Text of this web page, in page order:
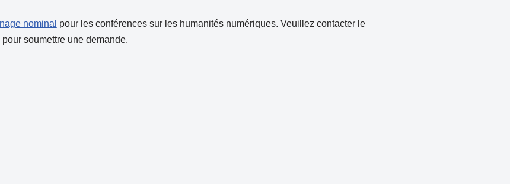
nominal pour les conférences sur les humanités numériques. Veuillez contacter le
pour soumettre une demande.